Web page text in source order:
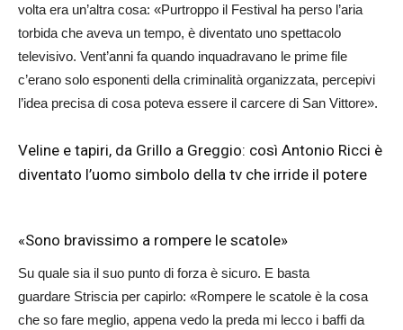
volta era un’altra cosa: «Purtroppo il Festival ha perso l’aria
torbida che aveva un tempo, è diventato uno spettacolo
televisivo. Vent’anni fa quando inquadravano le prime file
c’erano solo esponenti della criminalità organizzata, percepivi
l’idea precisa di cosa poteva essere il carcere di San Vittore».
Veline e tapiri, da Grillo a Greggio: così Antonio Ricci è
diventato l’uomo simbolo della tv che irride il potere
«Sono bravissimo a rompere le scatole»
Su quale sia il suo punto di forza è sicuro. E basta
guardare Striscia per capirlo: «Rompere le scatole è la cosa
che so fare meglio, appena vedo la preda mi lecco i baffi da